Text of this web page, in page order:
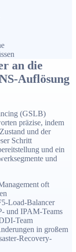
an die
Auflösung
(GSLB)
präzise, indem
und der
Schritt
und ein
und
oft
Load-Balancer
und IPAM-Teams
Team
in großem
Recovery-